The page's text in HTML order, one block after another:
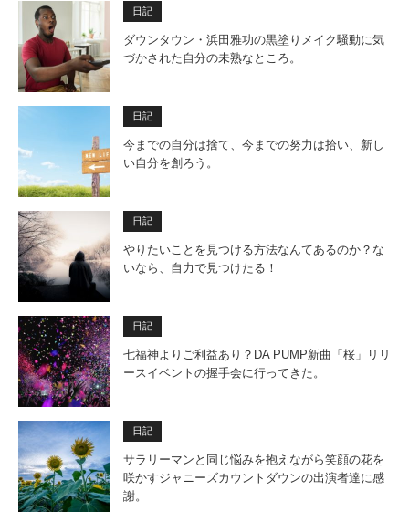
日記
ダウンタウン・浜田雅功の黒塗りメイク騒動に気
づかされた自分の未熟なところ。
日記
今までの自分は捨て、今までの努力は拾い、新し
い自分を創ろう。
日記
やりたいことを見つける方法なんてあるのか？な
いなら、自力で見つけたる！
日記
七福神よりご利益あり？DA PUMP新曲「桜」リリ
ースイベントの握手会に行ってきた。
日記
サラリーマンと同じ悩みを抱えながら笑顔の花を
咲かすジャニーズカウントダウンの出演者達に感
謝。